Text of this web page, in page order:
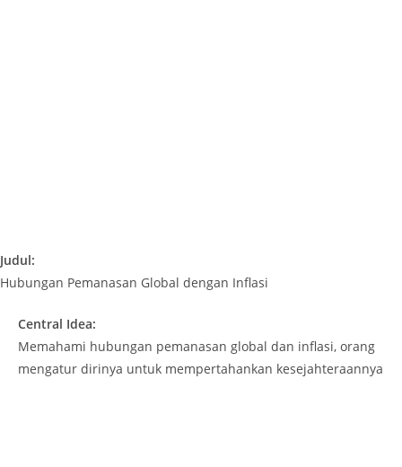
Judul:
Hubungan Pemanasan Global dengan Inflasi
Central Idea:
Memahami hubungan pemanasan global dan inflasi, orang
mengatur dirinya untuk mempertahankan kesejahteraannya